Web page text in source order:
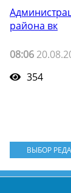
района вк
08:06
354
ВЫБОР